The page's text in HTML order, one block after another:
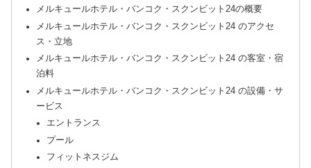
メルキュールホテル・バンコク・スクンビット24の概要
メルキュールホテル・バンコク・スクンビット24 のアクセ
ス・立地
メルキュールホテル・バンコク・スクンビット24 の客室・宿
泊料
メルキュールホテル・バンコク・スクンビット24 の設備・サ
ービス
エントランス
プール
フィットネスジム